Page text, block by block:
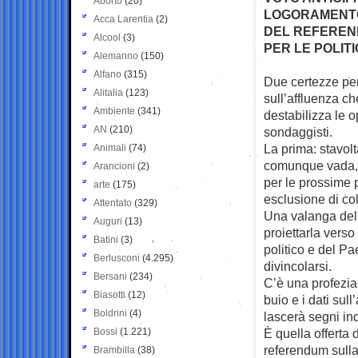
DEL
PER LE
Due certezze
sull’affluenza
destabilizza le
sondaggisti.
La prima:
comunque
per le prossime
esclusione di
Una valanga
proiettarla
politico e del
divincolarsi.
C’è una
buio e i dati
lascerà segni
È quella offerta
referendum
Acca Larentia (2)
Alcool (3)
Alemanno (150)
Alfano (315)
Alitalia (123)
Ambiente (341)
AN (210)
Animali (74)
Arancioni (2)
arte (175)
Attentato (329)
Auguri (13)
Batini (3)
Berlusconi (4.295)
Bersani (234)
Biasotti (12)
Boldrini (4)
Bossi (1.221)
Brambilla (38)